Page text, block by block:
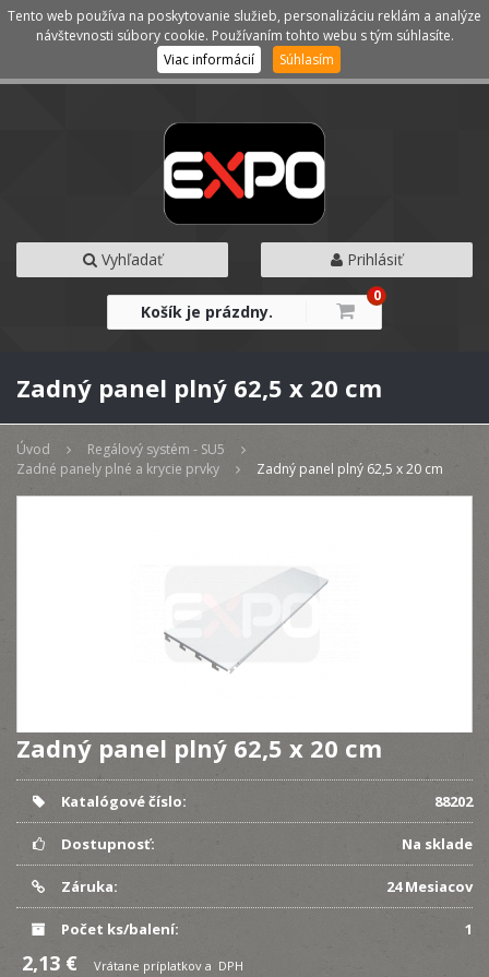
Kategórie Menu
Vyhľadať Prihlásiť
Košík je prázdny.
0
Zadný panel plný 62,5 x 20 cm
Úvod
Regálový systém - SU5
Zadné panely plné a krycie prvky
Zadný panel plný 62,5 x 20 cm
Zadný panel plný 62,5 x 20 cm
Katalógové číslo: 88202
Dostupnosť: Na sklade
Záruka: 24 Mesiacov
Počet ks/balení: 1
2,13 € Vrátane príplatkov a DPH
Tento web používa na poskytovanie služieb, personalizáciu reklám a analýze
návštevnosti súbory cookie. Používaním tohto webu s tým súhlasíte.
Viac informácií
Súhlasím